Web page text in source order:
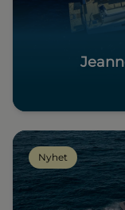
Nyhet